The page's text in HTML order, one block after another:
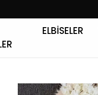
ELBİSELER